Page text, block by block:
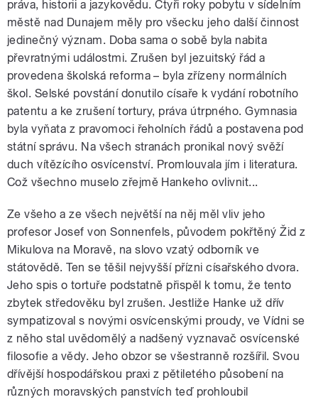
práva, historii a jazykovědu. Čtyři roky pobytu v sídelním
městě nad Dunajem měly pro všecku jeho další činnost
jedinečný význam. Doba sama o sobě byla nabita
převratnými událostmi. Zrušen byl jezuitský řád a
provedena školská reforma – byla zřízeny normálních
škol. Selské povstání donutilo císaře k vydání robotního
patentu a ke zrušení tortury, práva útrpného. Gymnasia
byla vyňata z pravomoci řeholních řádů a postavena pod
státní správu. Na všech stranách pronikal nový svěží
duch vítězícího osvícenství. Promlouvala jím i literatura.
Což všechno muselo zřejmě Hankeho ovlivnit...
Ze všeho a ze všech největší na něj měl vliv jeho
profesor Josef von Sonnenfels, původem pokřtěný Žid z
Mikulova na Moravě, na slovo vzatý odborník ve
státovědě. Ten se těšil nejvyšší přízni císařského dvora.
Jeho spis o tortuře podstatně přispěl k tomu, že tento
zbytek středověku byl zrušen. Jestliže Hanke už dřív
sympatizoval s novými osvícenskými proudy, ve Vídni se
z něho stal uvědomělý a nadšený vyznavač osvícenské
filosofie a vědy. Jeho obzor se všestranně rozšířil. Svou
dřívější hospodářskou praxi z pětiletého působení na
různých moravských panstvích teď prohloubil